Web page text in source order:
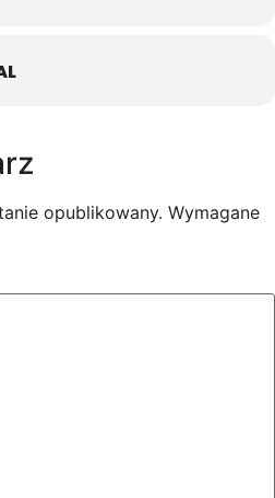
opublikowany. Wymagane